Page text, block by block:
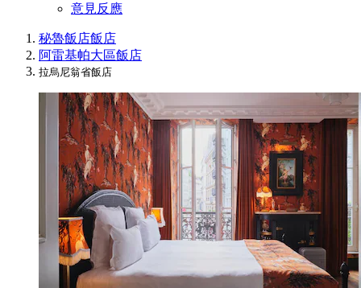
意見反應
秘魯飯店飯店
阿雷基帕大區飯店
拉烏尼翁省飯店